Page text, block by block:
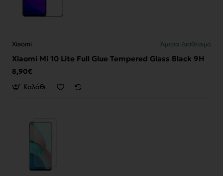
Xiaomi Άμεσα Διαθέσιμο
Xiaomi Mi 10 Lite Full Glue Tempered Glass Black 9H
8,90€
Καλάθι